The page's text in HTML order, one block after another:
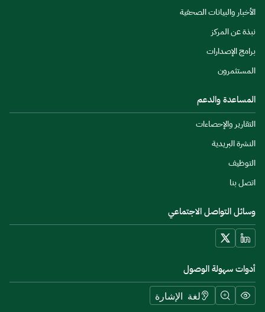
الأخبار والبيانات الصحفية
نبذة عن المركز
برامج الإصدارات
المستثمرون
المساعدة والدعم
التقارير والإحصاءات
النشرة البريدية
التوظيف
اتصل بنا
وسائل التواصل الاجتماعي
أدوات سهولة الوصول
لغة الإشارة